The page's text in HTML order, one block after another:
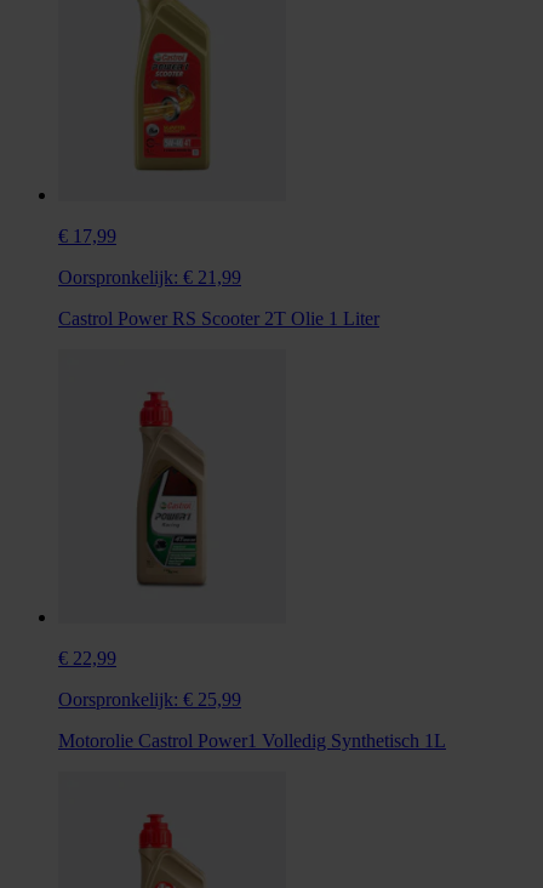
€ 17,99
Oorspronkelijk: € 21,99
Castrol Power RS Scooter 2T Olie 1 Liter
€ 22,99
Oorspronkelijk: € 25,99
Motorolie Castrol Power1 Volledig Synthetisch 1L